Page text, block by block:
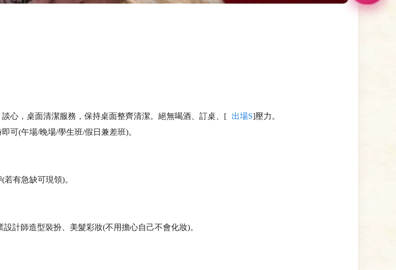
心，桌面清潔服務，保持桌面整齊清潔。絕無喝酒、訂桌、[
出場S]壓力。
可(午場/晚場/學生班/假日兼差班)。
(若有急缺可現領)。
計師造型裝扮、美髮彩妝(不用擔心自己不會化妝)。